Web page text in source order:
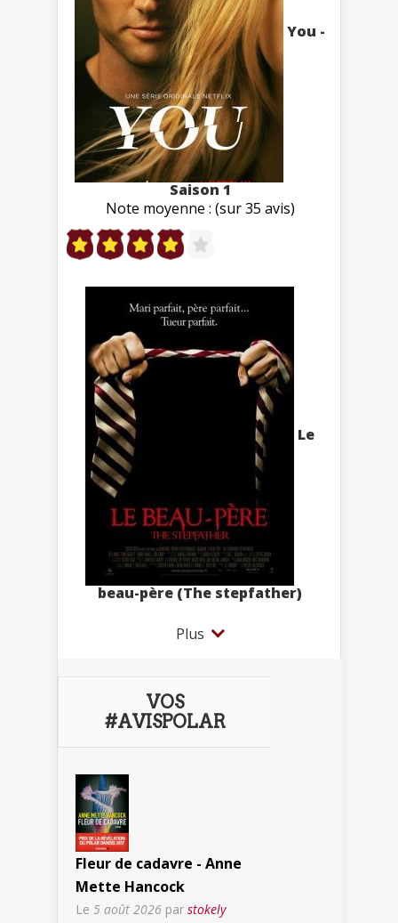
You -
Saison 1
Note moyenne : (sur 35 avis)
Le
beau-père (The stepfather)
Plus
VOS
#AVISPOLAR
Fleur de cadavre - Anne
Mette Hancock
Le 5 août 2026 par stokely